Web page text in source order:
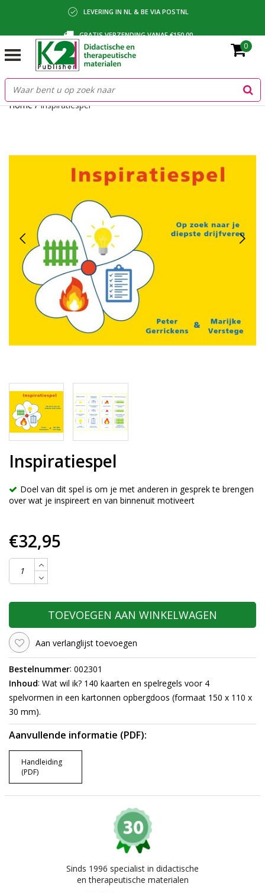
LEVERING IN NL & BE VIA POSTNL
GRATIS VERZENDING VANAF €150,00
BETALING VIA IDEAL, BANCONTACT OF FACTUUR
0
Home/Inspiratiespel
Inspiratiespel
Doel van dit spel is om je met anderen in gesprek te brengen
over wat je inspireert en van binnenuit motiveert
€32,95
TOEVOEGEN AAN WINKELWAGEN
Aan verlanglijst toevoegen
Bestelnummer: 002301
Inhoud: Wat wil ik? 140 kaarten en spelregels voor 4
spelvormen in een kartonnen opbergdoos (formaat 150 x 110 x
30 mm).
Aanvullende informatie (PDF):
Handleiding
(PDF)
Sinds 1996 specialist in didactische
en therapeutische materialen